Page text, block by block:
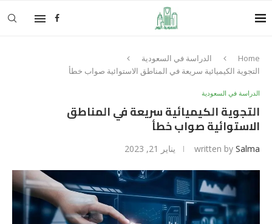
Home
الدراسة في السعودية
التجوية الكيميائية سريعة في المناطق الاستوائية صواب خطأ
الدراسة في السعودية
التجوية الكيميائية سريعة في المناطق
الاستوائية صواب خطأ
written by Salma يناير 21, 2023